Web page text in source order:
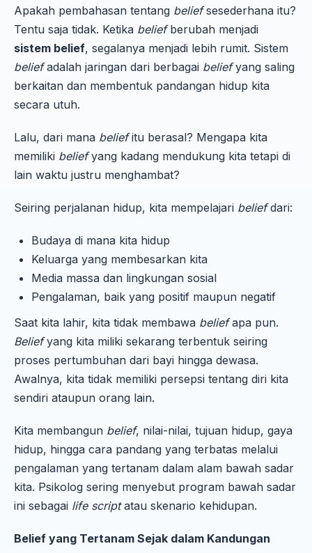
Apakah pembahasan tentang beliefsesederhana itu?
Tentu saja tidak. Ketika beliefberubah menjadi
sistem belief, segalanya menjadi lebih rumit. Sistem
beliefadalah jaringan dari berbagai beliefyang saling
berkaitan dan membentuk pandangan hidup kita
secara utuh.
Lalu, dari mana beliefitu berasal? Mengapa kita
memiliki beliefyang kadang mendukung kita tetapi di
lain waktu justru menghambat?
Seiring perjalanan hidup, kita mempelajari beliefdari:
Budaya di mana kita hidup
Keluarga yang membesarkan kita
Media massa dan lingkungan sosial
Pengalaman, baik yang positif maupun negatif
Saat kita lahir, kita tidak membawa beliefapa pun.
Beliefyang kita miliki sekarang terbentuk seiring
proses pertumbuhan dari bayi hingga dewasa.
Awalnya, kita tidak memiliki persepsi tentang diri kita
sendiri ataupun orang lain.
Kita membangun belief, nilai-nilai, tujuan hidup, gaya
hidup, hingga cara pandang yang terbatas melalui
pengalaman yang tertanam dalam alam bawah sadar
kita. Psikolog sering menyebut program bawah sadar
ini sebagai life scriptatau skenario kehidupan.
Belief yang Tertanam Sejak dalam Kandungan